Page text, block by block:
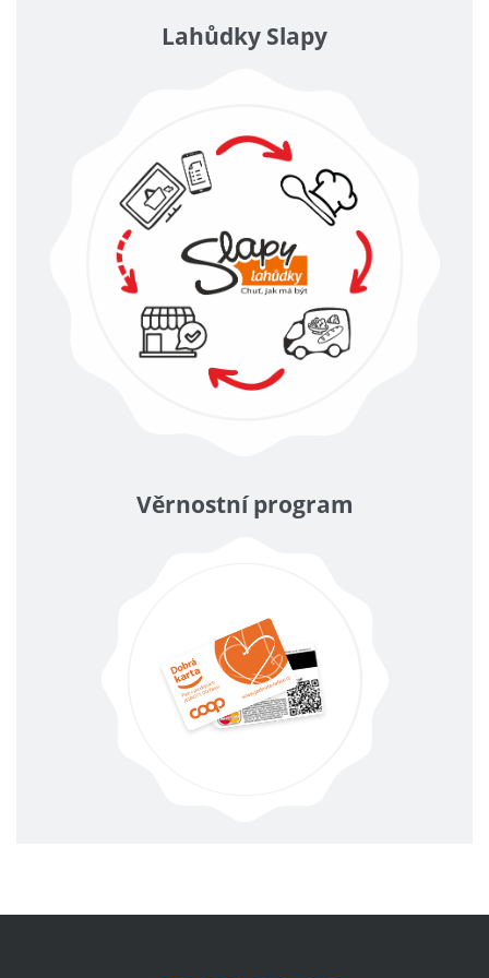
Lahůdky Slapy
Věrnostní program